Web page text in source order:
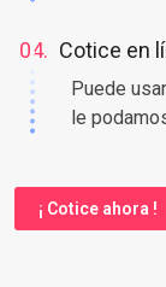
04. Cotice en
Puede
le
¡ Cotice ahora !